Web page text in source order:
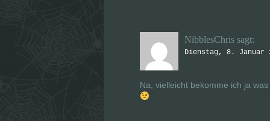
NibblesChris sagt:
Dienstag, 8. Januar
Na, vielleicht bekomme ich ja